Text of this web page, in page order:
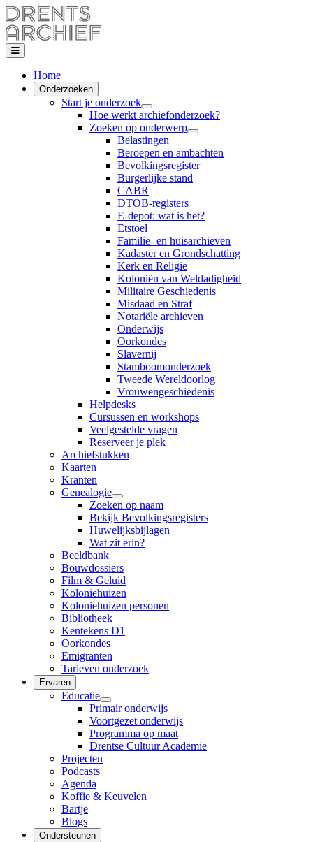
Home
Onderzoeken
Start je onderzoek
Hoe werkt archiefonderzoek?
Zoeken op onderwerp
Belastingen
Beroepen en ambachten
Bevolkingsregister
Burgerlijke stand
CABR
DTOB-registers
E-depot: wat is het?
Etstoel
Familie- en huisarchieven
Kadaster en Grondschatting
Kerk en Religie
Koloniën van Weldadigheid
Militaire Geschiedenis
Misdaad en Straf
Notariële archieven
Onderwijs
Oorkondes
Slavernij
Stamboomonderzoek
Tweede Wereldoorlog
Vrouwengeschiedenis
Helpdesks
Cursussen en workshops
Veelgestelde vragen
Reserveer je plek
Archiefstukken
Kaarten
Kranten
Genealogie
Zoeken op naam
Bekijk Bevolkingsregisters
Huwelijksbijlagen
Wat zit erin?
Beeldbank
Bouwdossiers
Film & Geluid
Koloniehuizen
Koloniehuizen personen
Bibliotheek
Kentekens D1
Oorkondes
Emigranten
Tarieven onderzoek
Ervaren
Educatie
Primair onderwijs
Voortgezet onderwijs
Programma op maat
Drentse Cultuur Academie
Projecten
Podcasts
Agenda
Koffie & Keuvelen
Bartje
Blogs
Ondersteunen